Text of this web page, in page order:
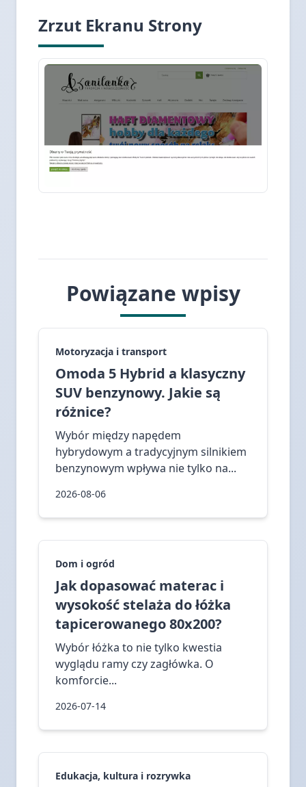
Zrzut Ekranu Strony
Powiązane wpisy
Motoryzacja i transport
Omoda 5 Hybrid a klasyczny
SUV benzynowy. Jakie są
różnice?
Wybór między napędem
hybrydowym a tradycyjnym silnikiem
benzynowym wpływa nie tylko na...
2026-08-06
Dom i ogród
Jak dopasować materac i
wysokość stelaża do łóżka
tapicerowanego 80x200?
Wybór łóżka to nie tylko kwestia
wyglądu ramy czy zagłówka. O
komforcie...
2026-07-14
Edukacja, kultura i rozrywka